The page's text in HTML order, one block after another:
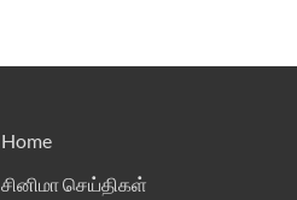
Home
சினிமா செய்திகள்